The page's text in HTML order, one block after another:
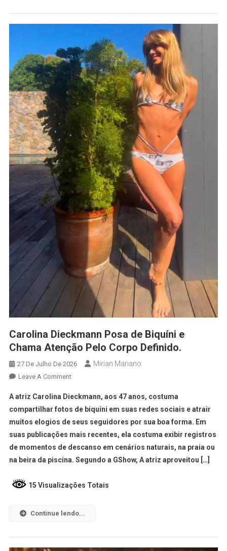
Carolina Dieckmann Posa de Biquíni e
Chama Atenção Pelo Corpo Definido.
27 De Julho De 2026 Mirian Mariano
Leave A Comment
A atriz Carolina Dieckmann, aos 47 anos, costuma
compartilhar fotos de biquíni em suas redes sociais e atrair
muitos elogios de seus seguidores por sua boa forma. Em
suas publicações mais recentes, ela costuma exibir registros
de momentos de descanso em cenários naturais, na praia ou
na beira da piscina. Segundo a GShow, A atriz aproveitou […]
15 Visualizações Totais
Continue lendo...